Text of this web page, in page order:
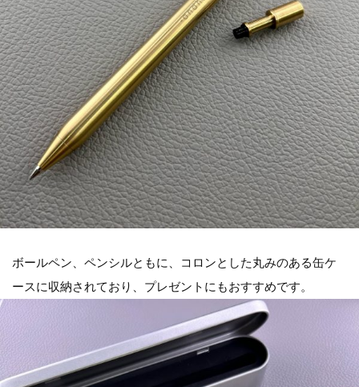
ボールペン、ペンシルともに、コロンとした丸みのある缶ケ
ースに収納されており、プレゼントにもおすすめです。